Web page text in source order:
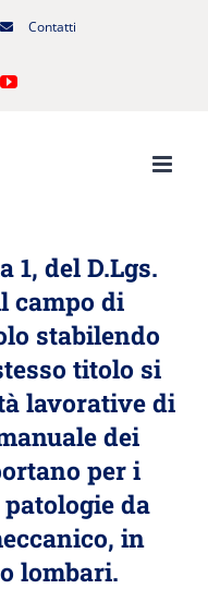
Contatti
YouTube
1, del D.Lgs.
campo di
stabilendo
titolo si
lavorative di
dei
per i
da
in
lombari.